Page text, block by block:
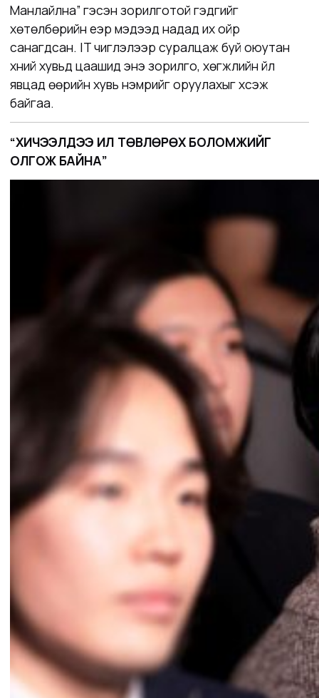
Манлайлна” гэсэн зорилготой гэдгийг
хөтөлбөрийн үеэр мэдээд надад их ойр
санагдсан. IT чиглэлээр суралцаж буй оюутан
хүний хувьд цаашид энэ зорилго, хөгжлийн үйл
явцад өөрийн хувь нэмрийг оруулахыг хүсэж
байгаа.
“ХИЧЭЭЛДЭЭ ИЛҮҮ ТӨВЛӨРӨХ БОЛОМЖИЙГ
ОЛГОЖ БАЙНА”